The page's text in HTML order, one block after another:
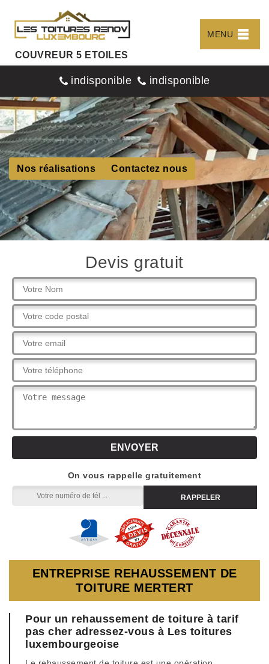
COUVREUR 5 ETOILES
MENU
indisponible indisponible
Nos réalisations Contactez nous
Devis gratuit
On vous rappelle gratuitement
ENTREPRISE REHAUSSEMENT DE
TOITURE MERTERT
Pour un rehaussement de toiture à tarif
pas cher adressez-vous à Les toitures
luxembourgeoise